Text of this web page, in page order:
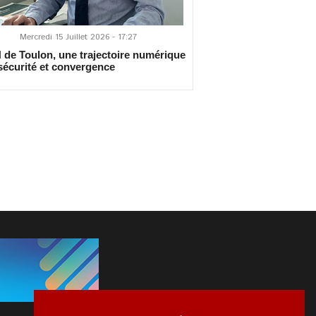
Mercredi 15 Juillet 2026 - 17:27
de Toulon, une trajectoire numérique
et convergence